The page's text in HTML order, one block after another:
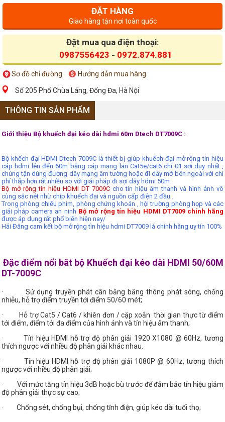
ĐẶT HÀNG
Giao hàng tận nơi toàn quốc
Đặt mua qua điện thoại:
0987556423 - 0972.874.881
Sơ đồ chỉ đường Hướng dẫn mua hàng
Số 205 Phố Chùa Láng, Đống Đa, Hà Nội
THÔNG TIN SẢN PHẨM
Giới thiệu Bộ khuếch đại kéo dài hdmi 60m Dtech DT7009C :
Bộ khếch đại HDMI Dtech 7009C là thiết bị giúp khuếch đại mở rông tín hiệu
cáp hdmi lên đến 60m bằng cáp mạng lan Cat5e/cat6 chỉ 01 sợi duy nhất ,
chúng tận dùng đường dây mạng âm tường hoặc đi dây mớ bên ngoài với chi
phí thấp hơn rất nhiều so với giải pháp đi sợi dây hdmi 50m .
Bộ mở rộng tín hiệu HDMI DT 7009Ccho tín hiệu âm thanh và hình ảnh vô
cùng sắc nét nhừ chíp khuếch đại và nguồn cấp điện 2 đầu .
Trong phòng chiếu phim, phòng chứng khoán , hội trường phòng họp và các
giải pháp camera an ninh Bộ mở rộng tín hiệu HDMI DT7009 chính hãng
được áp dụng rất phổ biến hiện nay/
Hải Đăng cam kết bộ mở rộng tìn hiệu hdmi DT7009 là chính hãng uy tín 100%
Đặc điểm nổi bât bộ Khuếch đại kéo dài HDMI 50/60M
DT-7009C
· Sử dụng truyền phát cân bằng băng thông phát sóng, chống
nhiễu, hỗ trợ điểm truyền tới điểm 50/60 mét;
· Hỗ trợ Cat5 / Cat6 / khiên đơn / cặp xoắn thời gian thực từ điểm
tới điểm, điểm tới đa điểm của hình ảnh và tín hiệu âm thanh;
· Tín hiệu HDMI hỗ trợ độ phân giải 1920 X1080 @ 60Hz, tương
thích ngược với nhiều độ phân giải khác nhau.
· Tín hiệu HDMI hỗ trợ độ phân giải 1080P @ 60Hz, tương thích
ngược với nhiều độ phân giải;
· Với mức tăng tín hiệu 3dB hoặc bù trước để đảm bảo tín hiệu giảm
độ phân giải thực sự cao;
· Chống sét, chống bụi, chống tĩnh điện, giúp kéo dài tuổi thọ;